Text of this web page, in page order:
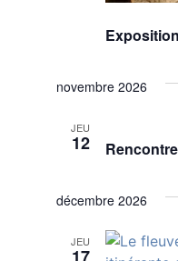
novembre 2026
JEU
12
décembre 2026
JEU